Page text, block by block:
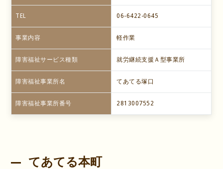
TEL 06-6422-0645
事業内容 軽作業
障害福祉サービス種類 就労継続支援Ａ型事業所
障害福祉事業所名 てあてる塚口
障害福祉事業所番号 2813007552
てあてる本町